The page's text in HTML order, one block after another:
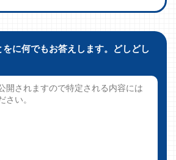
に何でもお答えします。どしどし